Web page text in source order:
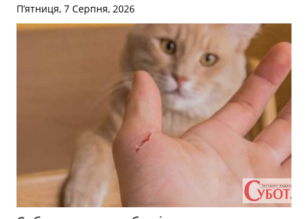
П’ятниця, 7 Серпня, 2026